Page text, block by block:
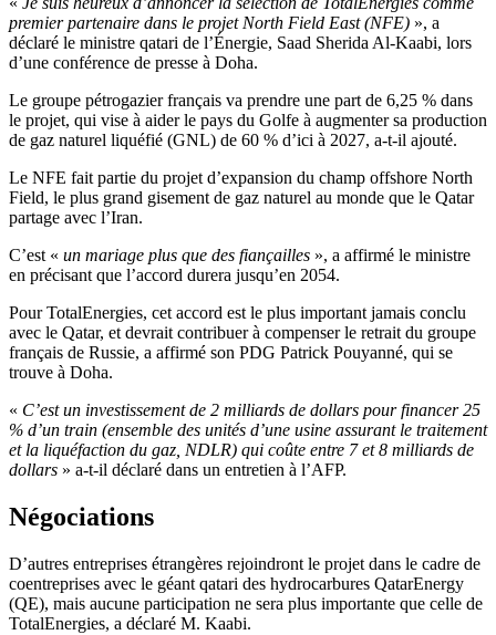
premier partenaire dans le projet North Field East (NFE) », a
déclaré le ministre qatari de l’Énergie, Saad Sherida Al-Kaabi, lors
d’une conférence de presse à Doha.
Le groupe pétrogazier français va prendre une part de 6,25 % dans
le projet, qui vise à aider le pays du Golfe à augmenter sa production
de gaz naturel liquéfié (GNL) de 60 % d’ici à 2027, a-t-il ajouté.
Le NFE fait partie du projet d’expansion du champ offshore North
Field, le plus grand gisement de gaz naturel au monde que le Qatar
partage avec l’Iran.
C’est « un mariage plus que des fiançailles », a affirmé le ministre
en précisant que l’accord durera jusqu’en 2054.
Pour TotalEnergies, cet accord est le plus important jamais conclu
avec le Qatar, et devrait contribuer à compenser le retrait du groupe
français de Russie, a affirmé son PDG Patrick Pouyanné, qui se
trouve à Doha.
« C’est un investissement de 2 milliards de dollars pour financer 25
% d’un train (ensemble des unités d’une usine assurant le traitement
et la liquéfaction du gaz, NDLR) qui coûte entre 7 et 8 milliards de
dollars » a-t-il déclaré dans un entretien à l’AFP.
Négociations
D’autres entreprises étrangères rejoindront le projet dans le cadre de
coentreprises avec le géant qatari des hydrocarbures QatarEnergy
(QE), mais aucune participation ne sera plus importante que celle de
TotalEnergies, a déclaré M. Kaabi.